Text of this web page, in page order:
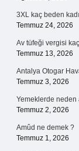
3XL kaç beden
Temmuz 24, 2026
Av tüfeği vergisi
Temmuz 13, 2026
Antalya Otogar
Temmuz 3, 2026
Yemeklerde neden
Temmuz 2, 2026
Amûd ne demek ?
Temmuz 1, 2026